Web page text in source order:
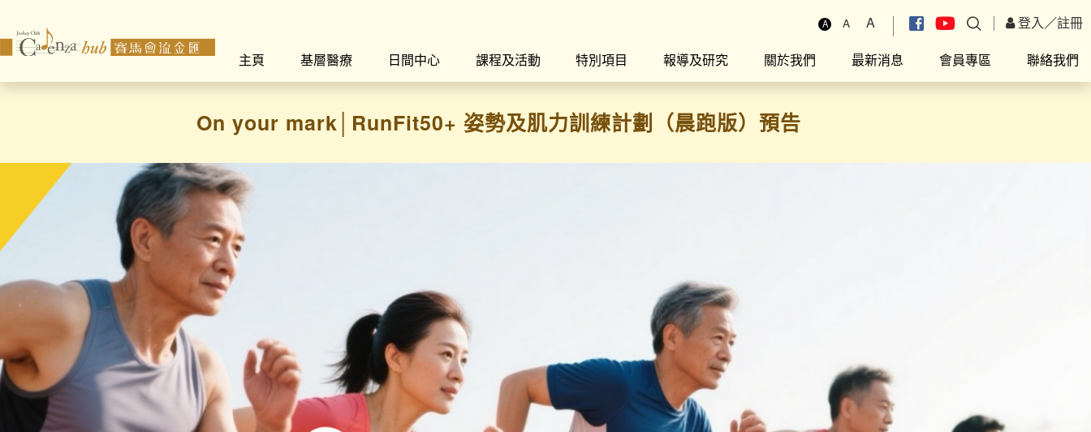
A A A 登入／註冊
主頁
基層醫療 日間中心 課程及活動 特別項目 報導及研究 關於我們 最新消息 會員專區 聯絡我們
On your mark│RunFit50+ 姿勢及肌力訓練計劃（晨跑版）預告